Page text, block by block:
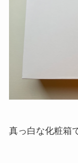
真っ白な化粧箱